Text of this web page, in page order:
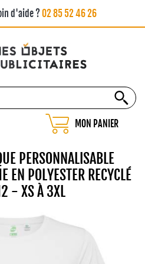
d'aide ?02 85 52 46 26
MON PANIER
PERSONNALISABLE
EN POLYESTER RECYCLÉ
- XS À 3XL